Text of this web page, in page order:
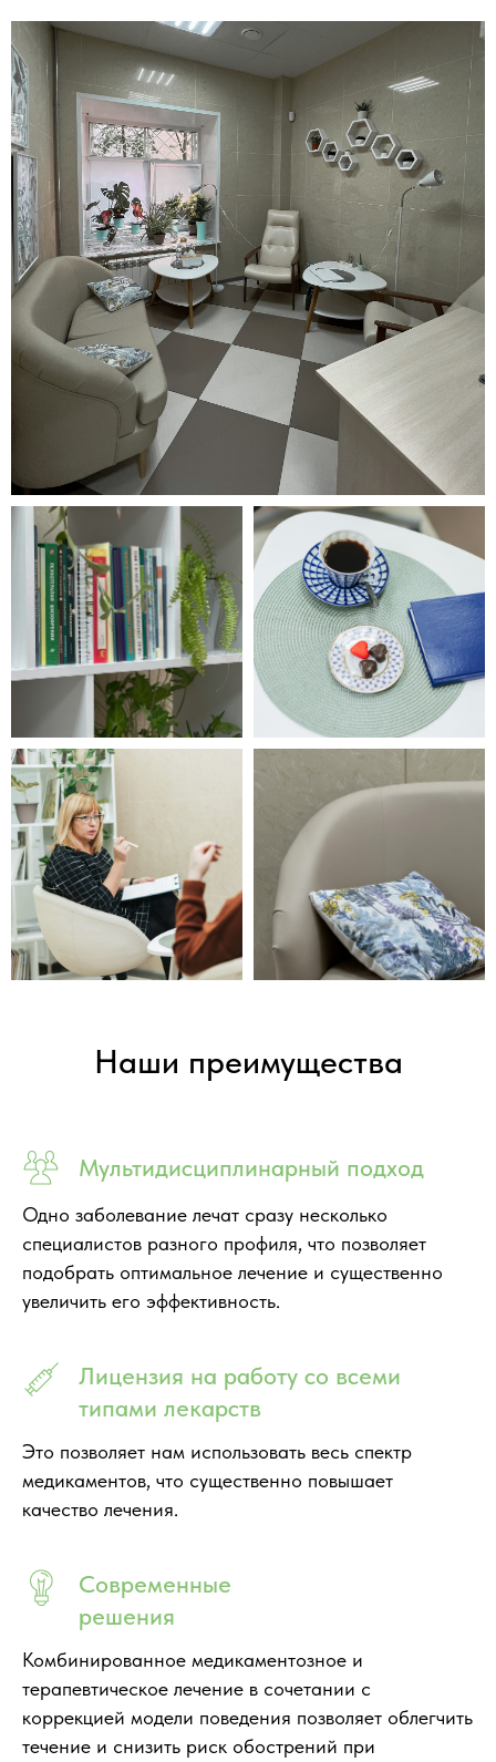
Наши преимущества
Мультидисциплинарный подход
Одно заболевание лечат сразу несколько
специалистов разного профиля, что позволяет
подобрать оптимальное лечение и существенно
увеличить его эффективность.
Лицензия на работу со всеми
типами лекарств
Это позволяет нам использовать весь спектр
медикаментов, что существенно повышает
качество лечения.
Современные
решения
Комбинированное медикаментозное и
терапевтическое лечение в сочетании с
коррекцией модели поведения позволяет облегчить
течение и снизить риск обострений при